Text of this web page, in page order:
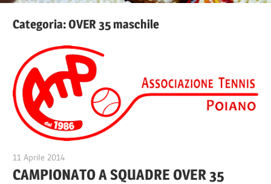
Categoria:OVER 35 maschile
11 Aprile 2014
CAMPIONATO A SQUADRE OVER 35